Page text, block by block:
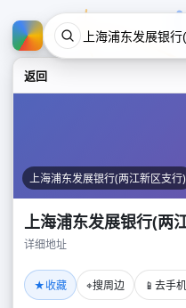
返回
上海浦东发展银行(两江新区支行)
上海浦东发展银行(两
详细地址
★收藏 ⌖搜周边 📱 去手